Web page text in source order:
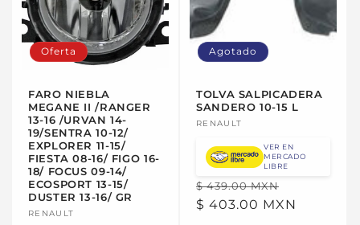
Oferta
FARO NIEBLA
MEGANE II /RANGER
13-16 /URVAN 14-
19/SENTRA 10-12/
EXPLORER 11-15/
FIESTA 08-16/ FIGO 16-
18/ FOCUS 09-14/
ECOSPORT 13-15/
DUSTER 13-16/ GR
Proveedor:
RENAULT
Agotado
TOLVA SALPICADERA
SANDERO 10-15 L
Proveedor:
RENAULT
VER EN
MERCADO
LIBRE
Precio
habitual
$ 439.00 MXN
de
$ 403.00 MXN